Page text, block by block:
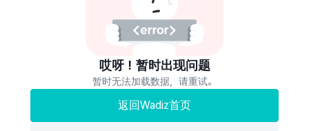
哎呀！暂时出现问题
暂时无法加载数据，请重试。
返回Wadiz首页